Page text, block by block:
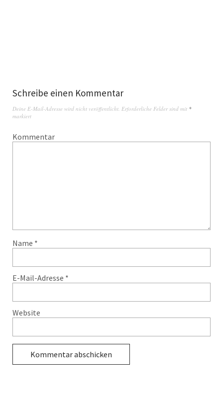
Schreibe einen Kommentar
Deine E-Mail-Adresse wird nicht veröffentlicht. Erforderliche Felder sind mit *
markiert
Kommentar
Name *
E-Mail-Adresse *
Website